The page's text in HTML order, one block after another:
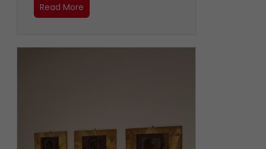
Read More